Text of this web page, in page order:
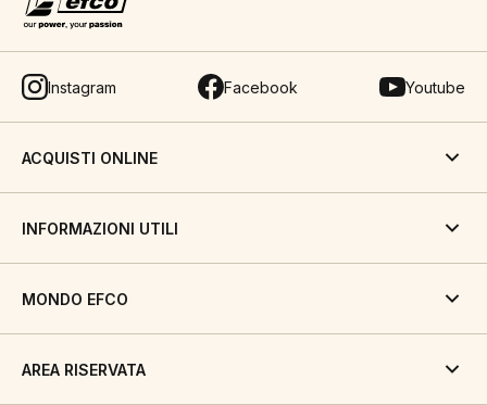
Instagram Facebook Youtube
ACQUISTI ONLINE
INFORMAZIONI UTILI
MONDO EFCO
AREA RISERVATA